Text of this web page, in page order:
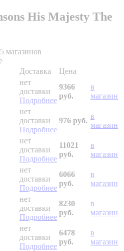
His Majesty The
магазинов
Доставка
Цена
нет
доставки
Подробнее
9366
руб.
в
магазин
нет
доставки
Подробнее
976 руб.
в
магазин
нет
доставки
Подробнее
11021
руб.
в
магазин
нет
доставки
Подробнее
6066
руб.
в
магазин
нет
доставки
Подробнее
8230
руб.
в
магазин
нет
доставки
Подробнее
6478
руб.
в
магазин